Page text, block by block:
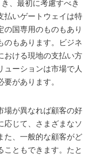
、最初に考慮すべき
払いゲートウェイは特
の国専用のものもあり
のもあります。ビジネ
おける現地の支払い方
ューションは市場で人
があります。
場が異なれば顧客の好
応じて、さまざまなソ
た、一般的な顧客がど
こともできます。たと